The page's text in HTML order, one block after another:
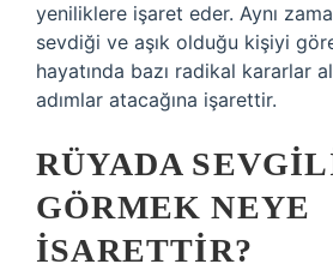
yeniliklere işaret eder. Aynı
sevdiği ve aşık olduğu kişiyi
hayatında bazı radikal kararlar
adımlar atacağına işarettir.
RÜYADA
GÖRMEK NEYE
ISARETTIR?